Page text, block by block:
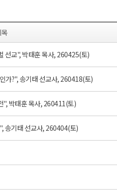
선교", 박태훈 목사, 260425(토)
가?", 송기태 선교사, 260418(토)
", 박태훈 목사, 260411(토)
송기태 선교사, 260404(토)